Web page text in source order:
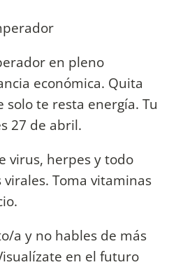
en pleno
económica. Quita
te resta energía. Tu
27 de abril.
virus, herpes y todo
Toma vitaminas
a y no hables de más
en el futuro